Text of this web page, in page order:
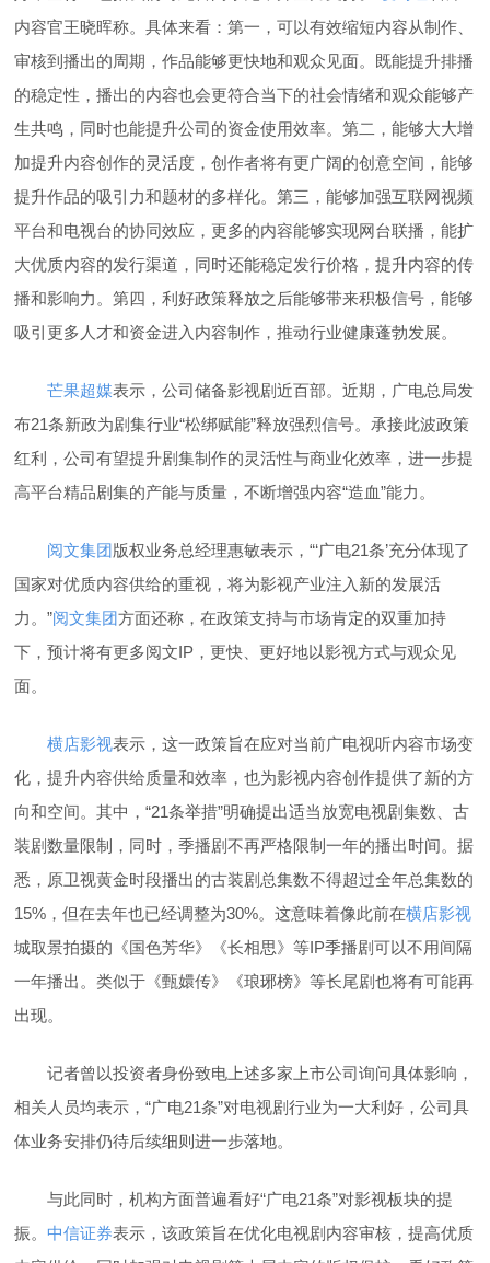
内容官王晓晖称。具体来看：第一，可以有效缩短内容从制作、
审核到播出的周期，作品能够更快地和观众见面。既能提升排播
的稳定性，播出的内容也会更符合当下的社会情绪和观众能够产
生共鸣，同时也能提升公司的资金使用效率。第二，能够大大增
加提升内容创作的灵活度，创作者将有更广阔的创意空间，能够
提升作品的吸引力和题材的多样化。第三，能够加强互联网视频
平台和电视台的协同效应，更多的内容能够实现网台联播，能扩
大优质内容的发行渠道，同时还能稳定发行价格，提升内容的传
播和影响力。第四，利好政策释放之后能够带来积极信号，能够
吸引更多人才和资金进入内容制作，推动行业健康蓬勃发展。
芒果超媒表示，公司储备影视剧近百部。近期，广电总局发
布21条新政为剧集行业“松绑赋能”释放强烈信号。承接此波政策
红利，公司有望提升剧集制作的灵活性与商业化效率，进一步提
高平台精品剧集的产能与质量，不断增强内容“造血”能力。
阅文集团版权业务总经理惠敏表示，“‘广电21条’充分体现了
国家对优质内容供给的重视，将为影视产业注入新的发展活
力。”阅文集团方面还称，在政策支持与市场肯定的双重加持
下，预计将有更多阅文IP，更快、更好地以影视方式与观众见
面。
横店影视表示，这一政策旨在应对当前广电视听内容市场变
化，提升内容供给质量和效率，也为影视内容创作提供了新的方
向和空间。其中，“21条举措”明确提出适当放宽电视剧集数、古
装剧数量限制，同时，季播剧不再严格限制一年的播出时间。据
悉，原卫视黄金时段播出的古装剧总集数不得超过全年总集数的
15%，但在去年也已经调整为30%。这意味着像此前在横店影视
城取景拍摄的《国色芳华》《长相思》等IP季播剧可以不用间隔
一年播出。类似于《甄嬛传》《琅琊榜》等长尾剧也将有可能再
出现。
记者曾以投资者身份致电上述多家上市公司询问具体影响，
相关人员均表示，“广电21条”对电视剧行业为一大利好，公司具
体业务安排仍待后续细则进一步落地。
与此同时，机构方面普遍看好“广电21条”对影视板块的提
振。中信证券表示，该政策旨在优化电视剧内容审核，提高优质